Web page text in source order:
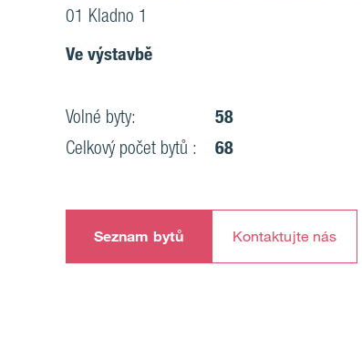
01 Kladno 1
Ve výstavbě
Volné byty:
58
Celkový počet bytů :
68
Seznam bytů Kontaktujte nás